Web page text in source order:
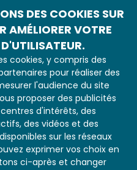
DES COOKIES SUR
AMÉLIORER VOTRE
cookies, y compris des
pour réaliser des
l'audience du site
proposer des publicités
d'intérêts, des
des vidéos et des
sur les réseaux
exprimer vos choix en
ci-après et changer